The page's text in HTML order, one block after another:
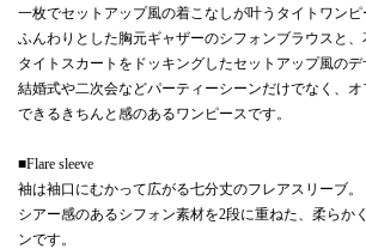
一枚でセットアップ風の着こなしが叶うタイトワンピ
ふんわりとした胸元ギャザーのシフォンブラウスと
タイトスカートをドッキングしたセットアップ風のデ
結婚式や二次会などパーティーシーンだけでなく、
できるきちんと感のあるワンピースです。
■Flare sleeve
袖は袖口にむかって広がる七分丈のフレアスリーブ。
シアー感のあるシフォン素材を2段に重ねた、柔らか
ンです。